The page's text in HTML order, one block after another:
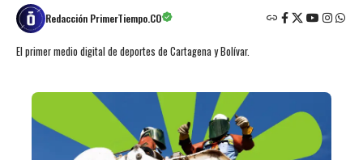
Redacción PrimerTiempo.CO
El primer medio digital de deportes de Cartagena y Bolívar.